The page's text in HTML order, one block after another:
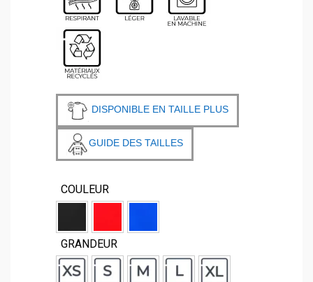
DISPONIBLE EN TAILLE PLUS
GUIDE DES TAILLES
COULEUR
GRANDEUR